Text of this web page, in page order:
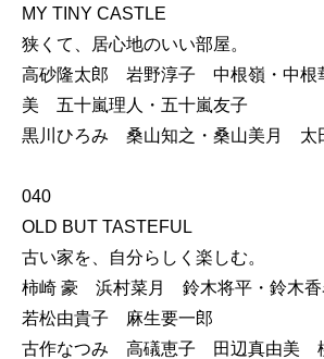
MY TINY CASTLE
狭くて、居心地のいい部屋。
高砂隆太郎 岩野淳子 中根嶺・中
美 五十嵐理人・五十嵐友子
黒川ひろみ 桑山知之・桑山美月 太
040
OLD BUT TASTEFUL
古い家を、自分らしく楽しむ。
柿崎 豪 浜村菜月 鈴木将平・鈴木
若松由貴子 麻生要一郎
古作なつみ 高礒恵子 田辺真由美